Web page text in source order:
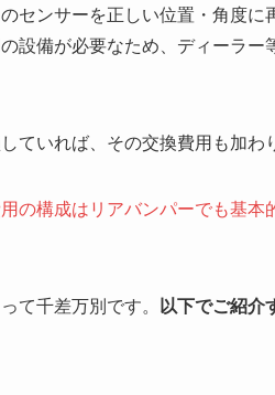
センサーを正しい位置・角度に
設備が必要なため、ディーラー
ていれば、その交換費用も加わ
の構成はリアバンパーでも基本
て千差万別です。
以下でご紹介